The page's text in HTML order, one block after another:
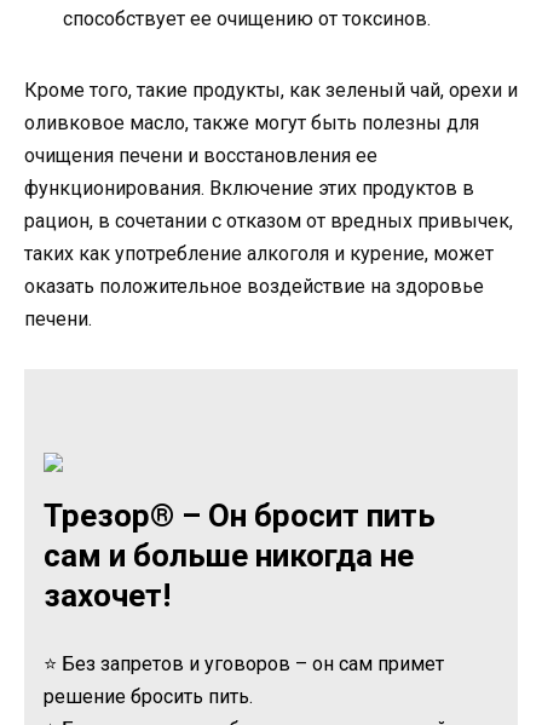
способствует ее очищению от токсинов.
Кроме того, такие продукты, как зеленый чай, орехи и
оливковое масло, также могут быть полезны для
очищения печени и восстановления ее
функционирования. Включение этих продуктов в
рацион, в сочетании с отказом от вредных привычек,
таких как употребление алкоголя и курение, может
оказать положительное воздействие на здоровье
печени.
Трезор® – Он бросит пить
сам и больше никогда не
захочет!
⭐ Без запретов и уговоров – он сам примет
решение бросить пить.